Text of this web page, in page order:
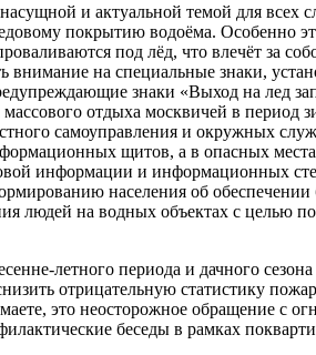
насущной и актуальной темой для
покрытию водоёма. Особенно
под лёд, что влечёт за
на специальные знаки,
знаки «Выход на лед
отдыха москвичей в период
самоуправления и окружных
щитов, а в опасных
информации и информационных
населения об
людей на водных объектах с целью
летного периода и дачного
отрицательную статистику
это неосторожное обращение с
беседы в рамках